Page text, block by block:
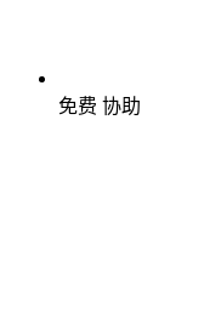
免费 协助